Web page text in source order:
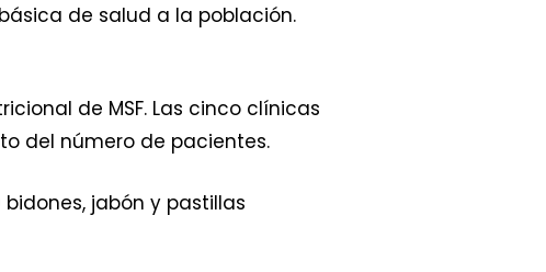
de salud a la población.
de MSF. Las cinco clínicas
del número de pacientes.
jabón y pastillas